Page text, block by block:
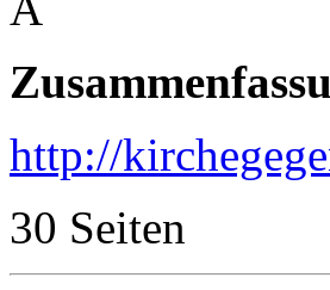
http://
30 Seiten